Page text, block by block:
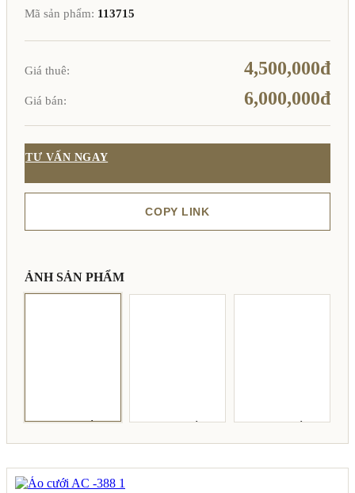
Mã sản phẩm: 113715
Giá thuê: 4,500,000đ
Giá bán: 6,000,000đ
TƯ VẤN NGAY
COPY LINK
ẢNH SẢN PHẨM